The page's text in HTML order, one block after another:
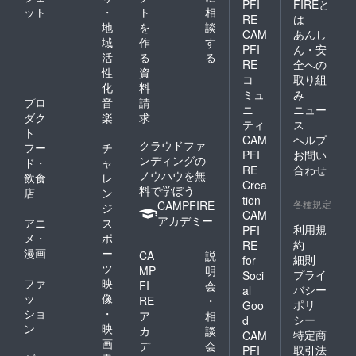
ット
・
地
域
活
性
化
プロ
ダク
ト
音
楽
フー
ド・
飲食
店
チ
ャ
レ
ン
ジ
アニ
メ・
漫画
ス
ポ
ー
ツ
ファ
ッ
ショ
ン
映
像
・
映
画
ト
を
作
る
相
談
す
る
資
料
請
求
クラウドファ
ンディングの
ノウハウを無
料で学ぼう
CAMPFIRE
アカデミー
CA
MP
FI
RE
ア
カ
デ
説
明
会
・
相
談
会
PFI
RE
CAM
PFI
RE
コ
ミュ
ニ
ティ
CAM
PFI
RE
Crea
tion
CAM
PFI
RE
for
Soci
al
Goo
d
CAM
PFI
FIREと
は
あんし
ん・安
全への
取り組
み
ニュー
ス
ヘルプ
お問い
合わせ
各種規定
利用規
約
細則
プライ
バシー
ポリ
シー
特定商
取引法